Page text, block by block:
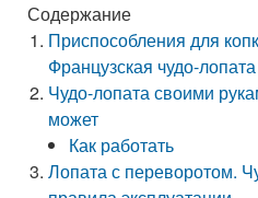
Содержание
Приспособления для
Французская чудо-
Чудо-лопата своими
может
Как работать
Лопата с переворотом.